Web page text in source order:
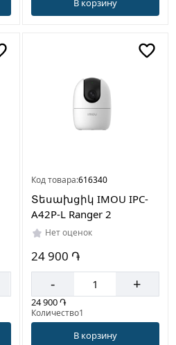
В корзину
Код товара:616340
Տեսախցիկ IMOU IPC-
A42P-L Ranger 2
Нет оценок
24 900 ֏
- +
24 900 ֏
Количество1
В корзину